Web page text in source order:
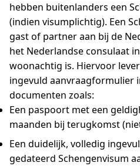
hebben buitenlanders een
(indien visumplichtig). Een
gast of partner aan bij de
het Nederlandse consulaat
woonachtig is. Hiervoor
ingevuld aanvraagformulier
documenten zoals:
Een paspoort met een
maanden bij terugkomst
Een duidelijk, volledig
gedateerd Schengenvisum